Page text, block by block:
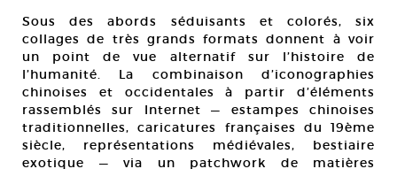
Sous des abords séduisants et colorés, six
collages de très grands formats donnent à voir
un point de vue alternatif sur l’histoire de
l’humanité. La combinaison d’iconographies
chinoises et occidentales à partir d’éléments
rassemblés sur Internet — estampes chinoises
traditionnelles, caricatures françaises du 19ème
siècle, représentations médiévales, bestiaire
exotique — via un patchwork de matières